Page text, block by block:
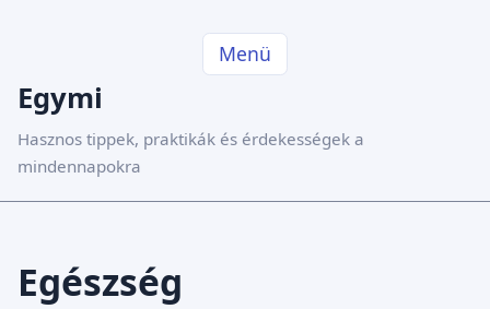
Menü
Egymi
Hasznos tippek, praktikák és érdekességek a
mindennapokra
Egészség